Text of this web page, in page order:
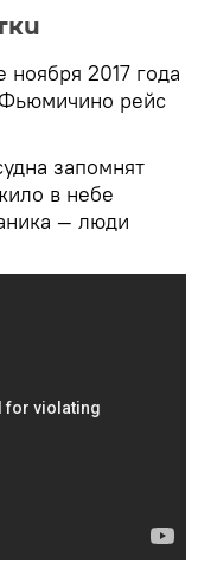
2017 года
рейс
запомнят
в небе
— люди